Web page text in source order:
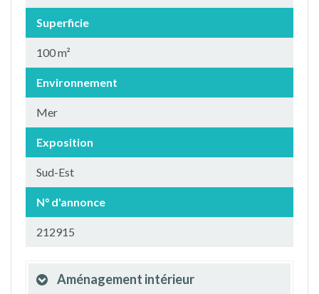
Superficie
100 m²
Environnement
Mer
Exposition
Sud-Est
N° d'annonce
212915
Aménagement intérieur